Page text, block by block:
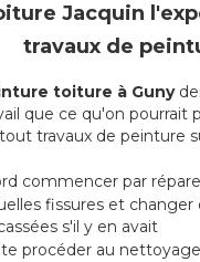
Jacquin
travaux de
toiture à Guny
que ce qu'on pourrait
travaux de peinture
commencer par
fissures et changer
s'il y en avait
procéder au